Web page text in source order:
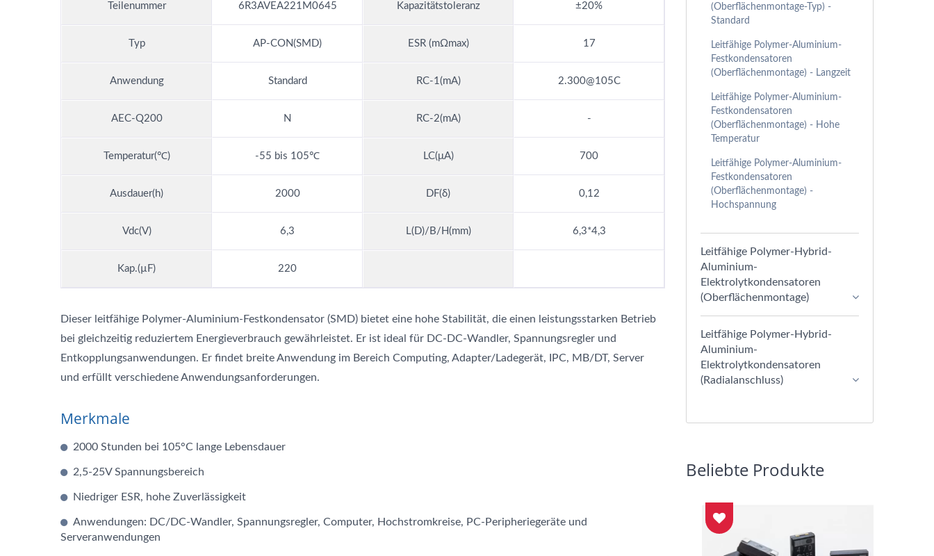
Teilenummer 6R3AVEA221M0645 Kapazitätstoleranz ±20%
Typ AP-CON(SMD) ESR (mΩmax) 17
Anwendung Standard RC-1(mA) 2.300@105C
AEC-Q200 N RC-2(mA) -
Temperatur(℃) -55 bis 105℃ LC(μA) 700
Ausdauer(h) 2000 DF(δ) 0,12
Vdc(V) 6,3 L(D)/B/H(mm) 6,3*4,3
Kap.(µF) 220
Dieser leitfähige Polymer-Aluminium-Festkondensator (SMD) bietet eine hohe Stabilität, die einen leistungsstarken Betrieb
bei gleichzeitig reduziertem Energieverbrauch gewährleistet. Er ist ideal für DC-DC-Wandler, Spannungsregler und
Entkopplungsanwendungen. Er findet breite Anwendung im Bereich Computing, Adapter/Ladegerät, IPC, MB/DT, Server
und erfüllt verschiedene Anwendungsanforderungen.
Merkmale
2000 Stunden bei 105°C lange Lebensdauer
2,5-25V Spannungsbereich
Niedriger ESR, hohe Zuverlässigkeit
Anwendungen: DC/DC-Wandler, Spannungsregler, Computer, Hochstromkreise, PC-Peripheriegeräte und
Serveranwendungen
(Oberflächenmontage-Typ) -
Standard
Leitfähige Polymer-Aluminium-
Festkondensatoren
(Oberflächenmontage) - Langzeit
Leitfähige Polymer-Aluminium-
Festkondensatoren
(Oberflächenmontage) - Hohe
Temperatur
Leitfähige Polymer-Aluminium-
Festkondensatoren
(Oberflächenmontage) -
Hochspannung
Leitfähige Polymer-Hybrid-
Aluminium-
Elektrolytkondensatoren
(Oberflächenmontage)
Leitfähige Polymer-Hybrid-
Aluminium-
Elektrolytkondensatoren
(Radialanschluss)
Beliebte Produkte